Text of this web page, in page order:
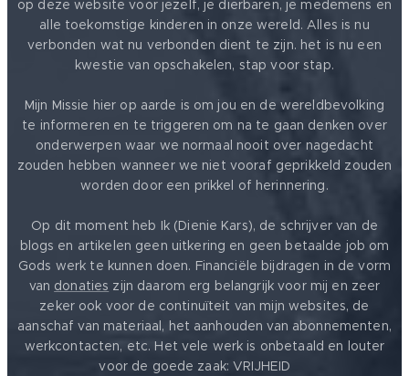
op deze website voor jezelf, je dierbaren, je medemens en
alle toekomstige kinderen in onze wereld. Alles is nu
verbonden wat nu verbonden dient te zijn. het is nu een
kwestie van opschakelen, stap voor stap.
Mijn Missie hier op aarde is om jou en de wereldbevolking
te informeren en te triggeren om na te gaan denken over
onderwerpen waar we normaal nooit over nagedacht
zouden hebben wanneer we niet vooraf geprikkeld zouden
worden door een prikkel of herinnering.
Op dit moment heb Ik (Dienie Kars), de schrijver van de
blogs en artikelen geen uitkering en geen betaalde job om
Gods werk te kunnen doen. Financiële bijdragen in de vorm
van donaties zijn daarom erg belangrijk voor mij en zeer
zeker ook voor de continuïteit van mijn websites, de
aanschaf van materiaal, het aanhouden van abonnementen,
werkcontacten, etc. Het vele werk is onbetaald en louter
voor de goede zaak: VRIJHEID ❤️